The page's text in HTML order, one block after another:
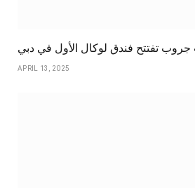
تفتتح فندق لوكال الأول في دبي
APRIL 13, 2025